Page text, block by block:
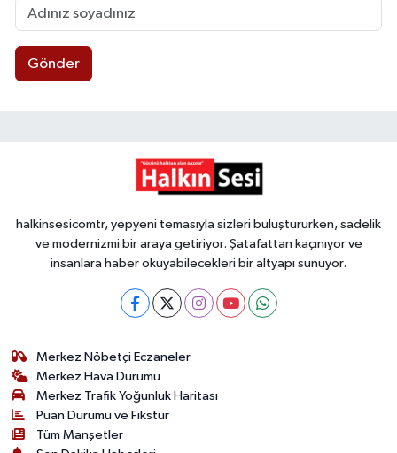
Gönder
halkinsesicomtr, yepyeni temasıyla sizleri buluştururken, sadelik
ve modernizmi bir araya getiriyor. Şatafattan kaçınıyor ve
insanlara haber okuyabilecekleri bir altyapı sunuyor.
Merkez Nöbetçi Eczaneler
Merkez Hava Durumu
Merkez Trafik Yoğunluk Haritası
Puan Durumu ve Fikstür
Tüm Manşetler